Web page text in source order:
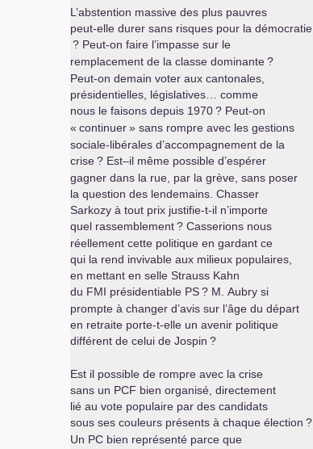
L’abstention massive des plus pauvres
peut-elle durer sans risques pour la démocratie
? Peut-on faire l’impasse sur le
remplacement de la classe dominante?
Peut-on demain voter aux cantonales,
présidentielles, législatives… comme
nous le faisons depuis 1970? Peut-on
« continuer» sans rompre avec les gestions
sociale-libérales d’accompagnement de la
crise? Est–il même possible d’espérer
gagner dans la rue, par la grève, sans poser
la question des lendemains. Chasser
Sarkozy à tout prix justifie-t-il n’importe
quel rassemblement? Casserions nous
réellement cette politique en gardant ce
qui la rend invivable aux milieux populaires,
en mettant en selle Strauss Kahn
du FMI présidentiable PS? M. Aubry si
prompte à changer d’avis sur l’âge du départ
en retraite porte-t-elle un avenir politique
différent de celui de Jospin ?
Est il possible de rompre avec la crise
sans un PCF bien organisé, directement
lié au vote populaire par des candidats
sous ses couleurs présents à chaque élection ?
Un PC bien représenté parce que